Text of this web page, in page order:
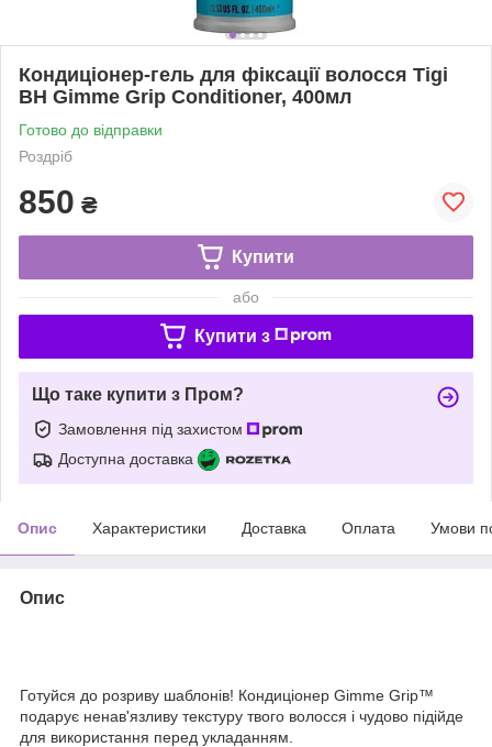
Кондиціонер-гель для фіксації волосся Tigi
BH Gimme Grip Conditioner, 400мл
Готово до відправки
Роздріб
850 ₴
Купити
або
Купити з
Що таке купити з Пром?
Замовлення під захистом
Доступна доставка
Опис Характеристики Доставка Оплата Умови
Опис
Готуйся до розриву шаблонів! Кондиціонер Gimme Grip™
подарує ненав'язливу текстуру твого волосся і чудово підійде
для використання перед укладанням.